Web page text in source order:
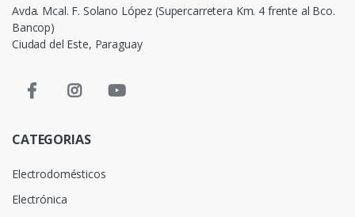
Avda. Mcal. F. Solano López (Supercarretera Km. 4 frente al Bco.
Bancop)
Ciudad del Este, Paraguay
CATEGORIAS
Electrodomésticos
Electrónica